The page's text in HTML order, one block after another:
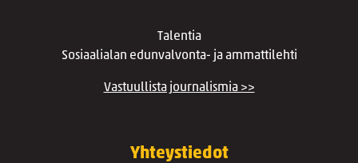
Talentia
Sosiaalialan edunvalvonta- ja ammattilehti
Vastuullista journalismia >>
Yhteystiedot